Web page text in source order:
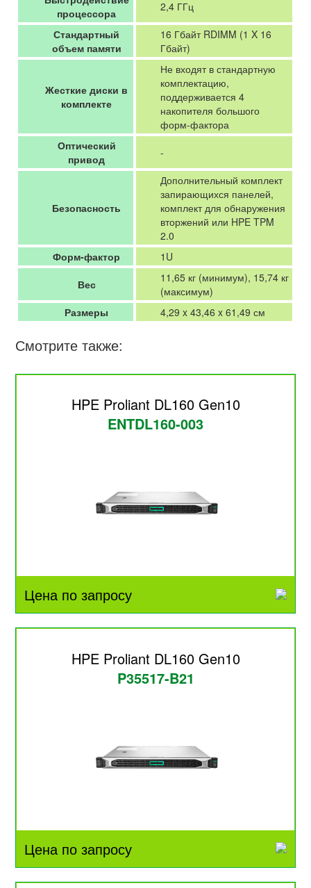
процессора
2,4 ГГц
Стандартный
объем памяти
16 Гбайт RDIMM (1 X 16
Гбайт)
Жесткие диски в
комплекте
Не входят в стандартную
комплектацию,
поддерживается 4
накопителя большого
форм-фактора
Оптический
привод
-
Безопасность
Дополнительный комплект
запирающихся панелей,
комплект для обнаружения
вторжений или HPE TPM
2.0
Форм-фактор
1U
Вес
11,65 кг (минимум), 15,74 кг
(максимум)
Размеры
4,29 x 43,46 x 61,49 см
Смотрите также:
HPE Proliant DL160 Gen10
ENTDL160-003
Цена по запросу
HPE Proliant DL160 Gen10
P35517-B21
Цена по запросу